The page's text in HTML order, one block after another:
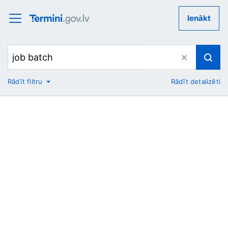
Ienākt
No
Rādīt filtru Rādīt detalizēti